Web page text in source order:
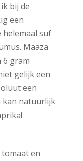
bij de
een
helemaal suf
Maaza
6 gram
gelijk een
een
kan natuurlijk
en